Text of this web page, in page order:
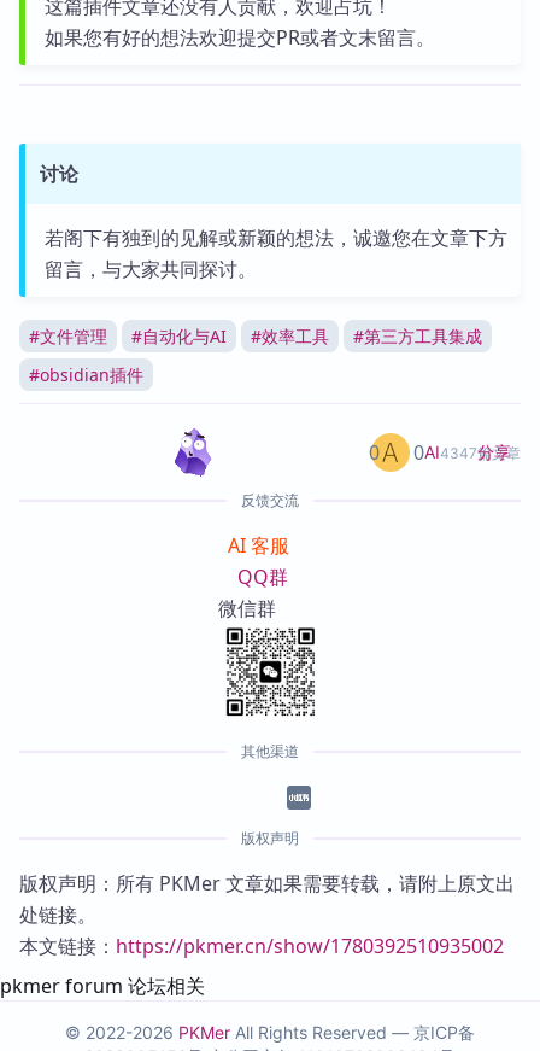
这篇插件文章还没有人贡献，欢迎占坑！
如果您有好的想法欢迎提交PR或者文末留言。
讨论
若阁下有独到的见解或新颖的想法，诚邀您在文章下方
留言，与大家共同探讨。
#文件管理 #自动化与AI #效率工具 #第三方工具集成
#obsidian插件
AI4347篇文章
0 0 分享
反馈交流
AI 客服
QQ群
微信群
其他渠道
版权声明
版权声明：所有 PKMer 文章如果需要转载，请附上原文出
处链接。
本文链接： https://pkmer.cn/show/1780392510935002
pkmer forum 论坛相关
© 2022-2026 PKMer All Rights Reserved — 京ICP备